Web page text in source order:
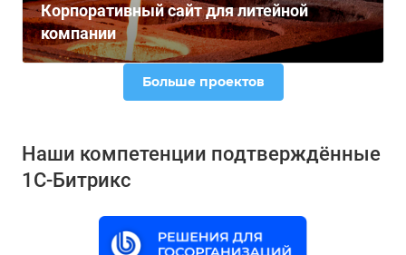
Корпоративный сайт для литейной
компании
Больше проектов
Наши компетенции подтверждённые
1С-Битрикс